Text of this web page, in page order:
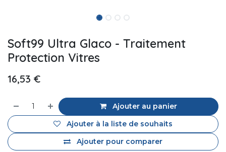
Soft99 Ultra Glaco - Traitement
Protection Vitres
16,53 €
Ajouter au panier
Ajouter pour comparer
Ajouter à la liste de souhaits